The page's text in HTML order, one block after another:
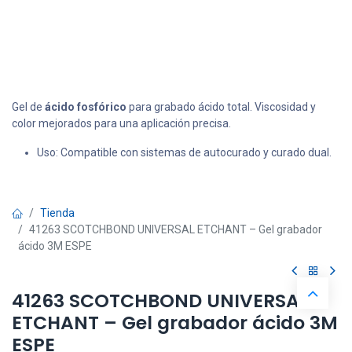
Gel de ácido fosfórico para grabado ácido total. Viscosidad y
color mejorados para una aplicación precisa.
Uso: Compatible con sistemas de autocurado y curado dual.
Tienda
41263 SCOTCHBOND UNIVERSAL ETCHANT – Gel grabador
ácido 3M ESPE
41263 SCOTCHBOND UNIVERSAL
ETCHANT – Gel grabador ácido 3M
ESPE